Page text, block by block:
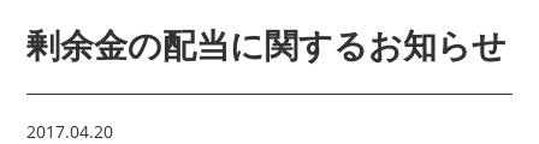
剰余金の配当に関するお知らせ
2017.04.20